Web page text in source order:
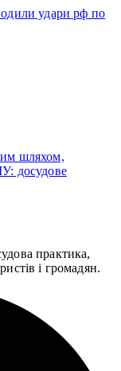
удари рф по
шляхом,
досудове
практика,
і громадян.